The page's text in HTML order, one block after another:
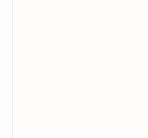
Menu ini fungsinya
mengubah semua gambar
format WebP ketika blog
dikembangkan Google
gambar tanpa harus